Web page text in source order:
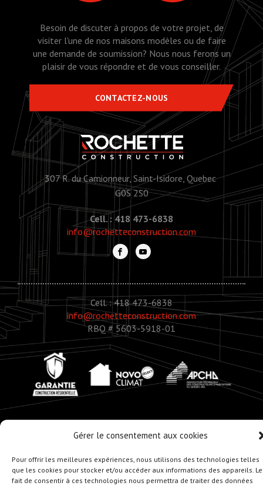
Gérer le consentement aux cookies
Pour offrir les meilleures expériences, nous utilisons des technologies telles
que les cookies pour stocker et/ou accéder aux informations des appareils. Le
fait de consentir à ces technologies nous permettra de traiter des données
Besoin de discuter à propos de votre projet, de
visiter l'une de nos maisons modèles ou de faire
une demande de soumission? Nous nous ferons un
plaisir de vous répondre et de vous conseiller.
CONTACTEZ-NOUS
307 R. du Camionneur, Saint-Isidore, Quebec
G0S 2S0
Cell. : 418 473-6838
info@rochetteconstruction.com
Cell. : 418 473-6838
info@rochetteconstruction.com
RBQ # 5603-5918-01
Réalisation :Zonart - Créateur d’univers